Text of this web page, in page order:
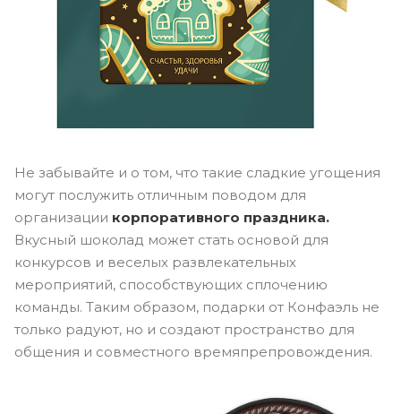
Не забывайте и о том, что такие сладкие угощения
могут послужить отличным поводом для
организации корпоративного праздника.
Вкусный шоколад может стать основой для
конкурсов и веселых развлекательных
мероприятий, способствующих сплочению
команды. Таким образом, подарки от Конфаэль не
только радуют, но и создают пространство для
общения и совместного времяпрепровождения.